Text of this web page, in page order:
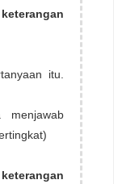
itu.